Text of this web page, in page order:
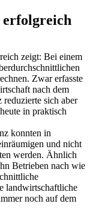
zeigt: Bei einem
Zwar erfasste
nach dem
sich aber
in praktisch
konnten in
und nicht
werden. Ähnlich
Betrieben nach wie
landwirtschaftliche
noch auf dem